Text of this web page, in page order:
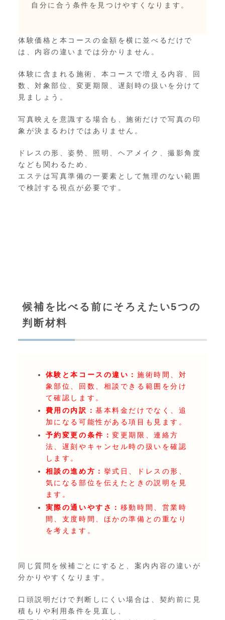
自分に合う条件を見つけやすくなります。
体験価格と本コースの金額を横に並べるだけで
は、内容の違いまでは分かりません。
体験に含まれる施術、本コースで増える内容、回
数、対象部位、変更期限、遅刻時の扱いを分けて
見ましょう。
写真映えを意識する場合も、施術だけで写真の印
象が決まるわけではありません。
ドレスの形、姿勢、照明、ヘアメイク、撮影角度
なども関わるため、
エステは写真準備の一要素として無理のない範囲
で検討する視点が必要です。
候補を比べる前にそろえたい5つの
判断材料
体験と本コースの違い： 施術時間、対
象部位、回数、相談できる範囲を分け
て確認します。
費用の内訳：基本料金だけでなく、追
加になる可能性がある項目も見ます。
予約変更の条件：変更期限、連絡方
法、遅刻やキャンセル時の扱いを確認
します。
相談の進め方： 挙式日、ドレスの形、
気になる部位を伝えたときの説明を見
ます。
実際の通いやすさ： 移動時間、営業時
間、支度時間、ほかの準備との重なり
を考えます。
同じ質問を候補ごとにすると、案内内容の違いが
分かりやすくなります。
口頭説明だけで判断しにくい場合は、契約前に見
積もりや利用条件を見直し、